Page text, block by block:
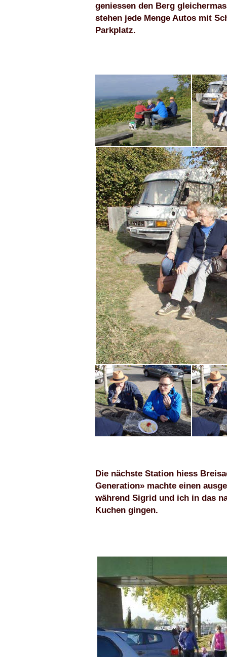
geniessen den Berg
stehen jede Menge Autos mit
Parkplatz.
Die nächste Station hiess
Generation» machte einen
während Sigrid und ich in das
Kuchen gingen.